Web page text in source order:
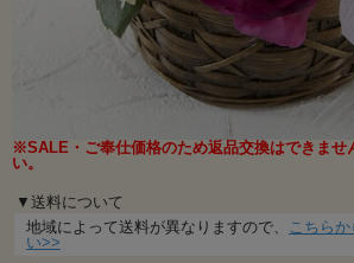
※SALE・ご奉仕価格のため返品交換はできませ
い。
▼送料について
地域によって送料が異なりますので、
こちら
い>>